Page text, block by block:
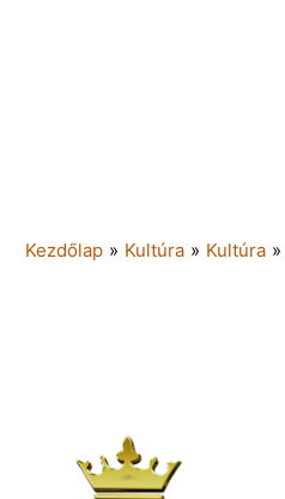
Kezdőlap » Kultúra » Kultúra »